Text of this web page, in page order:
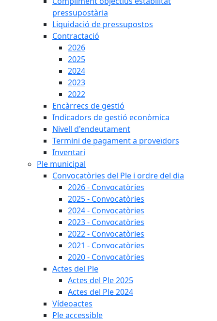
pressupostària
Liquidació de pressupostos
Contractació
2026
2025
2024
2023
2022
Encàrrecs de gestió
Indicadors de gestió econòmica
Nivell d'endeutament
Termini de pagament a proveïdors
Inventari
Ple municipal
Convocatòries del Ple i ordre del dia
2026 - Convocatòries
2025 - Convocatòries
2024 - Convocatòries
2023 - Convocatòries
2022 - Convocatòries
2021 - Convocatòries
2020 - Convocatòries
Actes del Ple
Actes del Ple 2025
Actes del Ple 2024
Vídeoactes
Ple accessible